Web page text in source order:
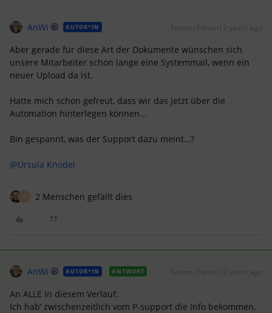
AnWi AUTOR*IN Forum|Forum|2 years ago
Aber gerade für diese Art der Dokumente wünschen sich
unsere Mitarbeiter schon lange eine Systemmail, wenn ein
neuer Upload da ist.
Hatte mich schon gefreut, dass wir das jetzt über die
Automation hinterlegen können...
Bin gespannt, was der Support dazu meint…?
@Ursula Knodel
2 Menschen gefällt dies
AnWi AUTOR*IN ANTWORT
An ALLE in diesem Verlauf:
Ich hab’ zwischenzeitlich vom P-support die Info bekommen,